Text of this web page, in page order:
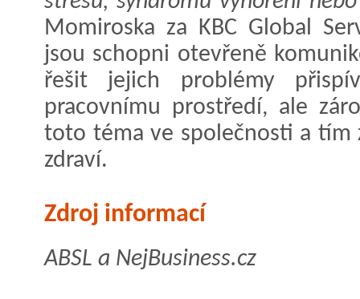
Momiroska za KBC Global
jsou schopni otevřeně
řešit jejich problémy
pracovnímu prostředí, ale
toto téma ve společnosti a tím
zdraví.
Zdroj informací
ABSL a NejBusiness.cz